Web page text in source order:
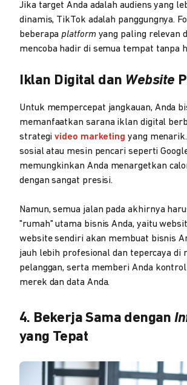
Jika target Anda adalah audiens yang
dinamis, TikTok adalah panggungnya.
beberapa platform yang paling relevan
mencoba hadir di semua tempat tanpa
Iklan Digital dan Website
Untuk mempercepat jangkauan, Anda
memanfaatkan sarana iklan digital
strategivideo marketing yang
sosial atau mesin pencari seperti
memungkinkan Anda menargetkan
dengan sangat presisi.
Namun, semua jalan pada akhirnya
"rumah" utama bisnis Anda, yaitu
website sendiri akan membuat bisnis
jauh lebih profesional dan tepercaya di
pelanggan, serta memberi Anda
merek dan data Anda.
4. Bekerja Sama dengan
yang Tepat